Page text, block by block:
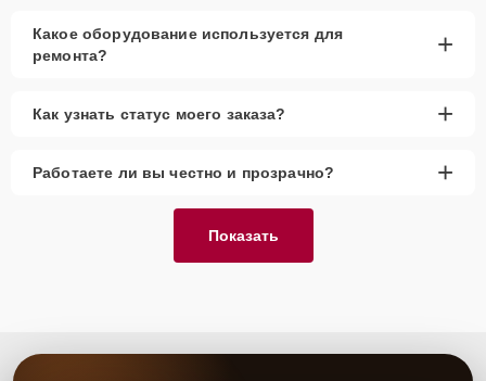
Какое оборудование используется для
ремонта?
+
Как узнать статус моего заказа? +
Работаете ли вы честно и прозрачно? +
Показать